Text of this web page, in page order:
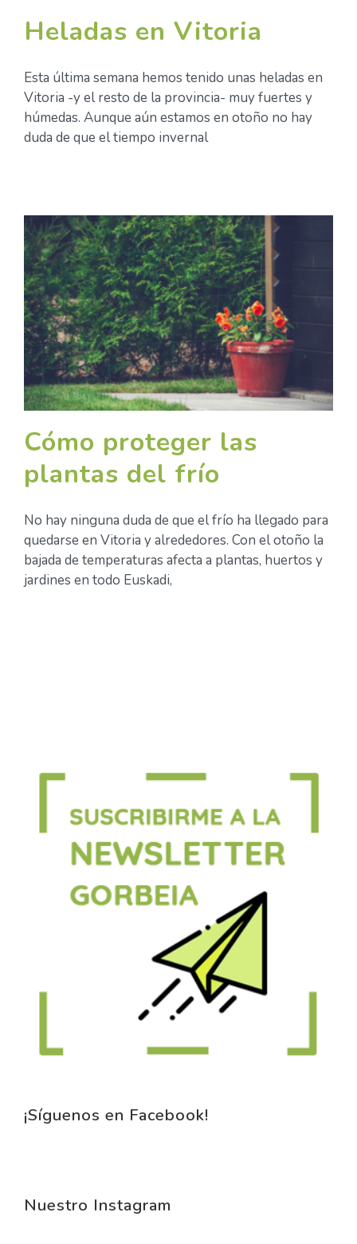
Heladas en Vitoria
Esta última semana hemos tenido unas heladas en
Vitoria -y el resto de la provincia- muy fuertes y
húmedas. Aunque aún estamos en otoño no hay
duda de que el tiempo invernal
Cómo proteger las
plantas del frío
No hay ninguna duda de que el frío ha llegado para
quedarse en Vitoria y alrededores. Con el otoño la
bajada de temperaturas afecta a plantas, huertos y
jardines en todo Euskadi,
¡Síguenos en Facebook!
Nuestro Instagram